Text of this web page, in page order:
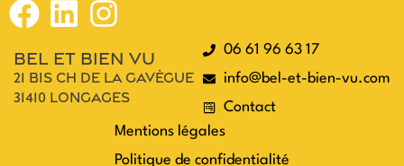
bel et bien vu
21 bis ch de la gavègue
31410 longages
06 61 96 63 17
info@bel-et-bien-vu.com
Contact
Mentions légales
Politique de confidentialité